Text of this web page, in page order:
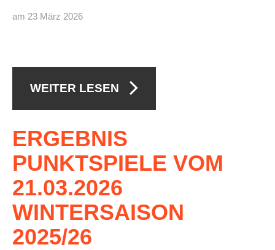
am 23 März 2026
WEITER LESEN
ERGEBNIS
PUNKTSPIELE VOM
21.03.2026
WINTERSAISON
2025/26